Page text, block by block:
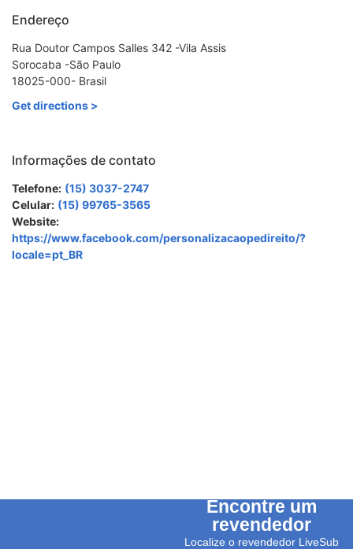
Endereço
Rua Doutor Campos Salles 342 -Vila Assis
Sorocaba -São Paulo
18025-000- Brasil
Get directions >
Informações de contato
Telefone: (15) 3037-2747
Celular: (15) 99765-3565
Website:
https://www.facebook.com/personalizacaopedireito/?
locale=pt_BR
Encontre um
revendedor
Localize o revendedor LiveSub